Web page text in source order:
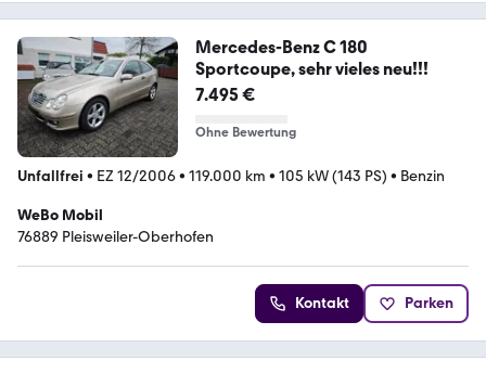
Mercedes-Benz C 180
Sportcoupe, sehr vieles neu!!!
7.495 €
Ohne Bewertung
Unfallfrei • EZ 12/2006• 119.000 km • 105 kW (143 PS) • Benzin
WeBo Mobil
76889 Pleisweiler-Oberhofen
Kontakt Parken